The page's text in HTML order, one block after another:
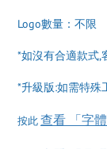
Logo數量：不限
*如沒有合適款式,
*升級版:如需特殊
按此查看 「字體